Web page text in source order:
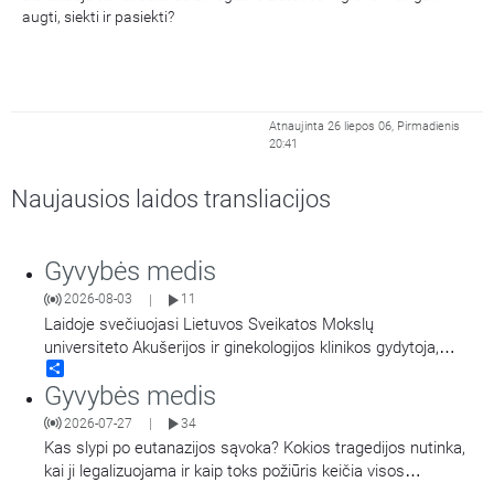
augti, siekti ir pasiekti?
Atnaujinta 26 liepos 06, Pirmadienis
20:41
Naujausios laidos transliacijos
Gyvybės medis
2026-08-03 11
Laidoje svečiuojasi Lietuvos Sveikatos Mokslų
universiteto Akušerijos ir ginekologijos klinikos gydytoja,
dėstytoja ir Lietuvos sveikatos mokslų universiteto Studentų
dekanė docentė Laura Malakauskienė. Šioje laidoje pokalbis:
Nuo medicinos ir sveikatos mokslų pasirinkimo iki anatomijos
paslapčių ir moters sveikatos. Laidos vedėjas Lietuvos
sveikatos mokslų
…
Gyvybės medis
2026-07-27 34
Kas slypi po eutanazijos sąvoka? Kokios tragedijos nutinka,
kai ji legalizuojama ir kaip toks požiūris keičia visos